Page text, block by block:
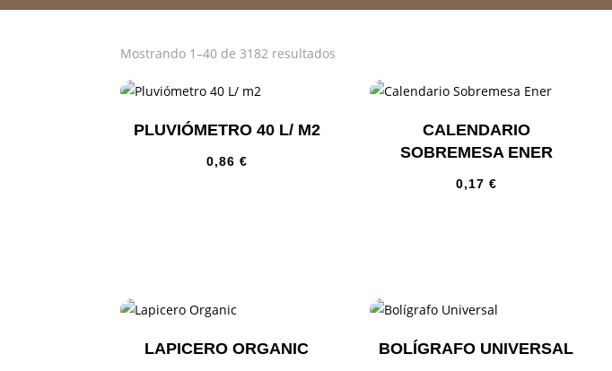
Mostrando 1–40 de 3182 resultados
PLUVIÓMETRO 40 L/ M2
0,86 €
CALENDARIO
SOBREMESA ENER
0,17 €
LAPICERO ORGANIC BOLÍGRAFO UNIVERSAL